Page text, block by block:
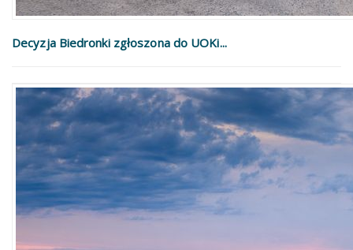
Decyzja Biedronki zgłoszona do UOKi...